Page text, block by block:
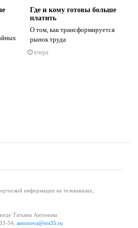
Где и кому готовы больше
платить
О том, как трансформируется
рынок труда
вчера
информации на телеканалах,
Татьяна Антонова
54, antonova@ers35.ru